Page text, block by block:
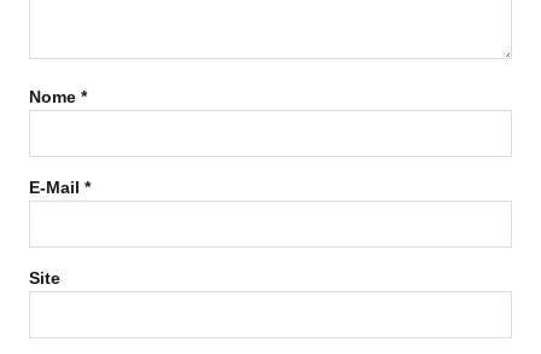
Nome *
E-Mail *
Site